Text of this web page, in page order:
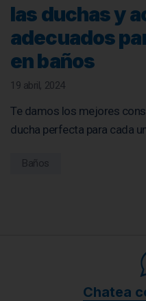
las duchas y
adecuados
en baños
19 abril, 2024
Te damos los mejores
ducha perfecta para cada
Baños
Chatea